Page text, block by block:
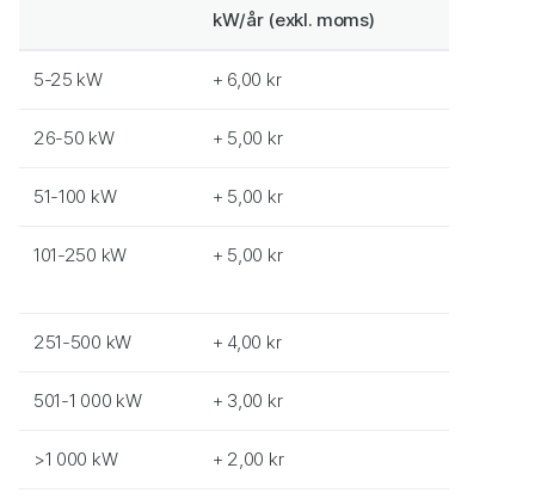
kW/år (exkl. moms)
5-25 kW + 6,00 kr
26-50 kW + 5,00 kr
51-100 kW + 5,00 kr
101-250 kW + 5,00 kr
251-500 kW + 4,00 kr
501-1 000 kW + 3,00 kr
>1 000 kW + 2,00 kr